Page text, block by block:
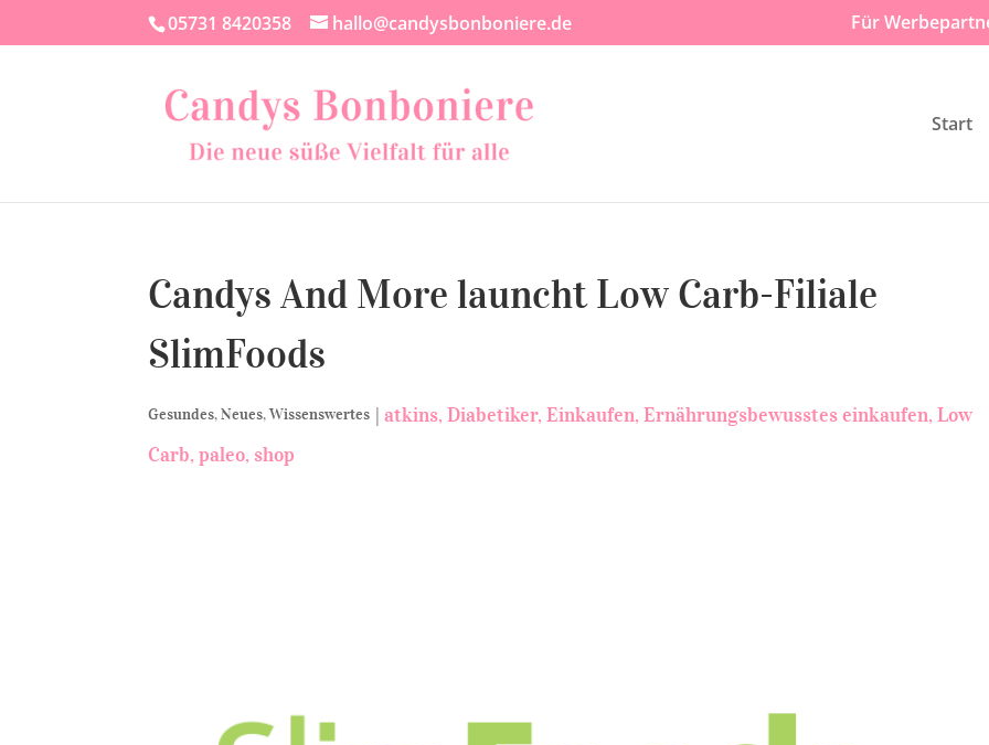
05731 8420358 hallo@candysbonboniere.de Für
Start
Candys And More launcht Low Carb-Filiale
SlimFoods
Gesundes,Neues,Wissenswertes |atkins Diabetiker Einkaufen Ernährungsbewusstes einkaufen Low
Carb paleo shop